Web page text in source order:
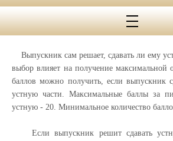
Выпускник сам решает, сдавать ли ему
выбор влияет на получение максимальной
баллов можно получить, если выпускник
устную части. Максимальные баллы за
устную - 20. Минимальное количество
Если выпускник решит сдавать